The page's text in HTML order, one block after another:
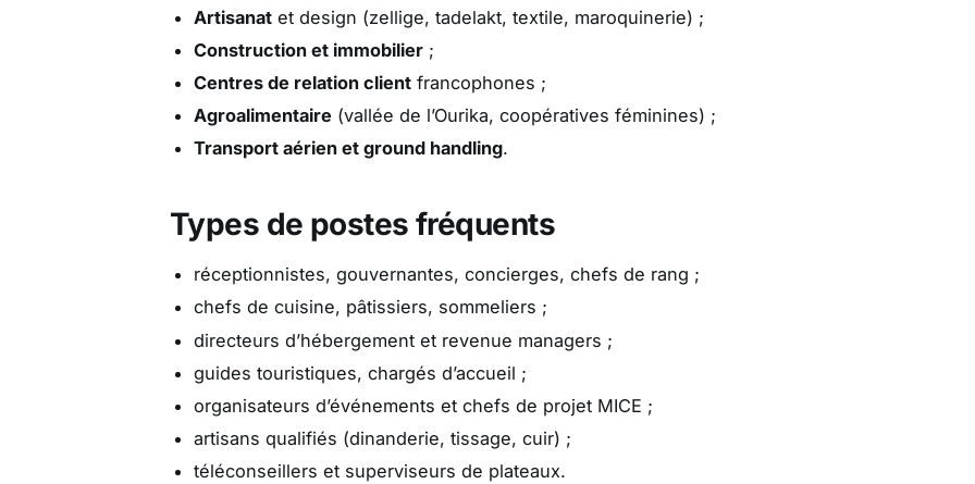
Artisanatet design (zellige, tadelakt, textile, maroquinerie) ;
Construction et immobilier;
Centres de relation clientfrancophones ;
Agroalimentaire (vallée de l’Ourika, coopératives féminines) ;
Transport aérien et ground handling.
Types de postes fréquents
réceptionnistes, gouvernantes, concierges, chefs de rang ;
chefs de cuisine, pâtissiers, sommeliers ;
directeurs d’hébergement et revenue managers ;
guides touristiques, chargés d’accueil ;
organisateurs d’événements et chefs de projet MICE ;
artisans qualifiés (dinanderie, tissage, cuir) ;
téléconseillers et superviseurs de plateaux.